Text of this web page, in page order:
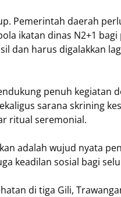
Pemerintah daerah
ikatan dinas N2+1
dan harus digalakkan
penuh kegiatan
sarana skrining
ritual seremonial.
adalah wujud nyata
keadilan sosial bagi
di tiga Gili,